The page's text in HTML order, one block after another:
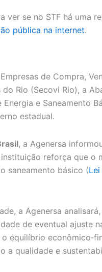
ver se no STF há uma
pública na internet.
de Compra,
do Rio (Secovi Rio), a
Energia e Saneamento
estadual.
, a Agenersa
reforça que o
saneamento básico (
a Agenersa
de eventual ajuste
equilíbrio
a qualidade e